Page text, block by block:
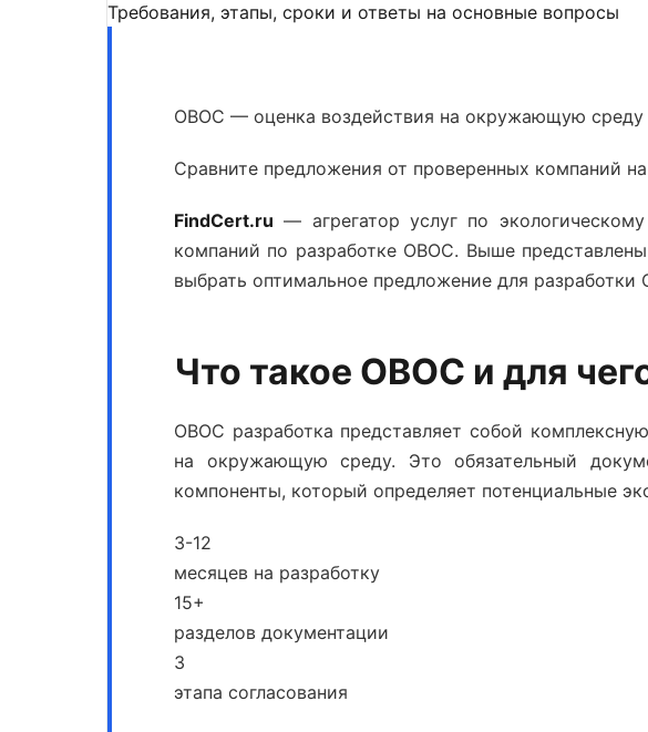
Требования, этапы, сроки и ответы на основные вопросы
ОВОС — оценка воздействия на окружающую среду
Сравните предложения от проверенных компаний
FindCert.ru — агрегатор услуг по
компаний по разработке ОВОС. Выше
выбрать оптимальное предложение для разработки
Что такое ОВОС и для
ОВОС разработка представляет собой
на окружающую среду. Это обязательный
компоненты, который определяет потенциальные
3-12
месяцев на разработку
15+
разделов документации
3
этапа согласования